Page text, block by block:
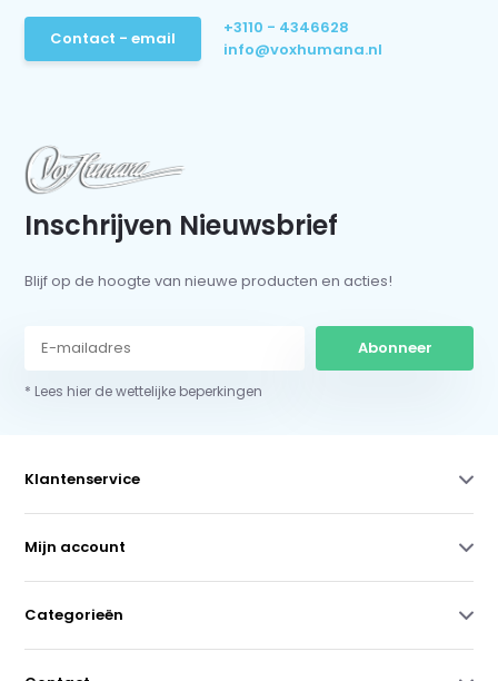
Contact - email
+3110 - 4346628
info@voxhumana.nl
Inschrijven Nieuwsbrief
Blijf op de hoogte van nieuwe producten en acties!
Abonneer
* Lees hier de wettelijke beperkingen
Klantenservice
Mijn account
Categorieën